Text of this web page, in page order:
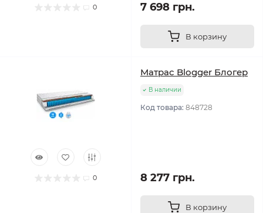
0 7 698 грн.
В корзину
0
Матрас Blogger Блогер
В наличии
Код товара: 848728
8 277 грн.
В корзину